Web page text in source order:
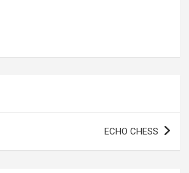
ECHO CHESS